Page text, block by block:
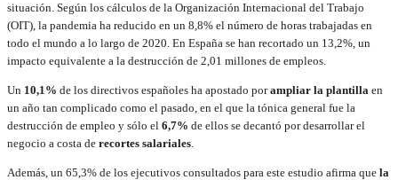
situación. Según los cálculos de la Organización Internacional del Trabajo
(OIT), la pandemia ha reducido en un 8,8% el número de horas trabajadas en
todo el mundo a lo largo de 2020. En España se han recortado un 13,2%, un
impacto equivalente a la destrucción de 2,01 millones de empleos.
Un 10,1% de los directivos españoles ha apostado porampliar la plantilla en
un año tan complicado como el pasado, en el que la tónica general fue la
destrucción de empleo y sólo el 6,7% de ellos se decantó por desarrollar el
negocio a costa de recortes salariales.
Además, un 65,3% de los ejecutivos consultados para este estudio afirma que la